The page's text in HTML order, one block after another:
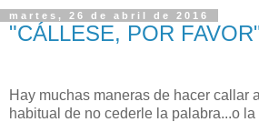
martes, 26 de abril de 2016
"CÁLLESE, POR
Hay muchas maneras de hacer callar
habitual de no cederle la palabra...o